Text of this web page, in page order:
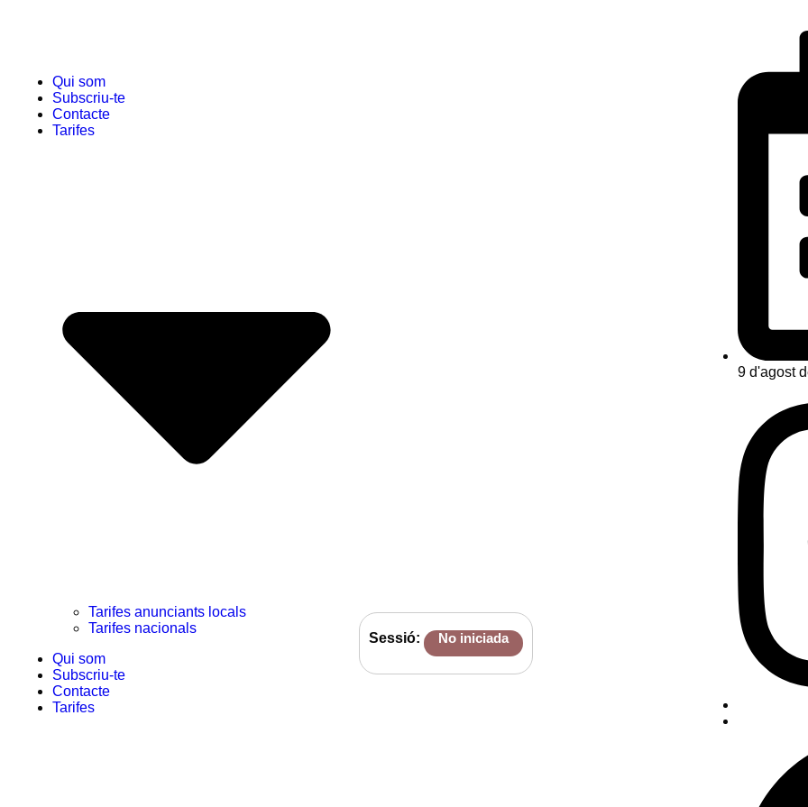
Qui som
Subscriu-te
Contacte
Tarifes
Tarifes anunciants locals
Tarifes nacionals
Qui som
Subscriu-te
Contacte
Tarifes
Sessió: No iniciada
9 d'agost